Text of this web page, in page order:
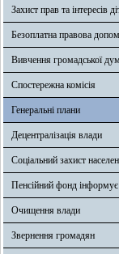
Захист прав та інтересів
Безоплатна правова
Вивчення громадської
Спостережна комісія
Генеральні плани
Децентралізація влади
Соціальний захист
Пенсійний фонд інформує
Очищення влади
Звернення громадян